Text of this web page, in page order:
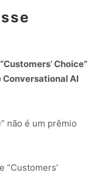
“Customers’ Choice”
Conversational AI
não é um prêmio